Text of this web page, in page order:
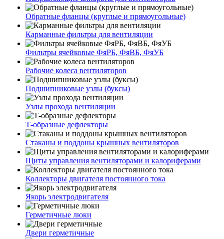
Обратные фланцы (круглые и прямоугольные)
Карманные фильтры для вентиляции
Фильтры ячейковые ФяРБ, ФяВБ, ФяУБ
Рабочие колеса вентиляторов
Подшипниковые узлы (буксы)
Узлы прохода вентиляции
Т-образные дефлекторы
Стаканы и поддоны крышных вентиляторов
Щиты управления вентиляторами и калориферами
Коллекторы двигателя постоянного тока
Якорь электродвигателя
Герметичные люки
Двери герметичные